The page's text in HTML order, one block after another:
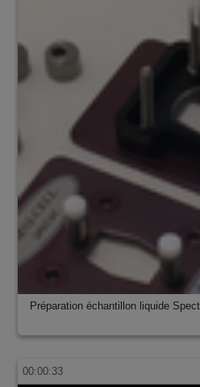
Préparation échantillon liquide
00:00:33